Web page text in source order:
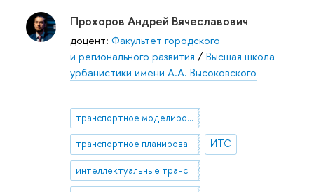
Прохоров Андрей Вячеславович
доцент: Факультет городского
и регионального развития /Высшая школа
урбанистики имени А.А. Высоковского
транспортное моделирование
транспортное планирование ИТС
интеллектуальные транспортные системы